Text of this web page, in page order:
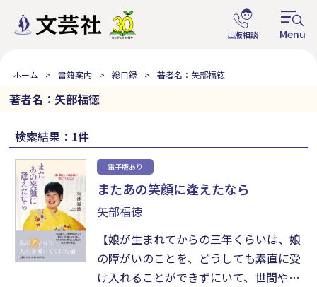
ホーム 書籍案内 総目録 著者名：矢部福徳
著者名：矢部福徳
検索結果：1件
電子版あり
またあの笑顔に逢えたなら
矢部福徳
【娘が生まれてからの三年くらいは、娘
の障がいのことを、どうしても素直に受
け入れることができずにいて、世間や神